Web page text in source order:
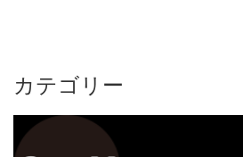
カテゴリー